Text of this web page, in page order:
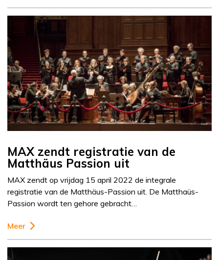
MAX zendt registratie van de
Matthäus Passion uit
MAX zendt op vrijdag 15 april 2022 de integrale
registratie van de Matthäus-Passion uit. De Matthaüs-
Passion wordt ten gehore gebracht…
Meer